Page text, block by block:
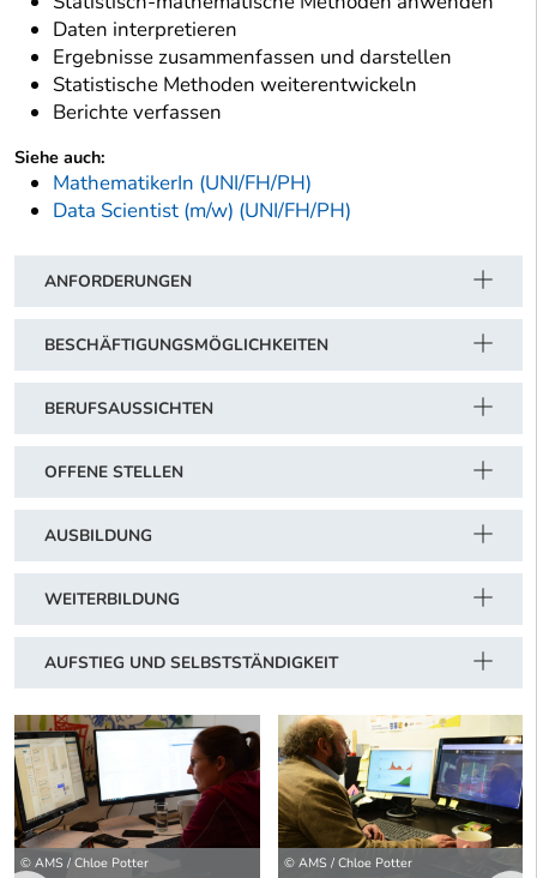
Daten interpretieren
Ergebnisse zusammenfassen und darstellen
Statistische Methoden weiterentwickeln
Berichte verfassen
Siehe auch:
MathematikerIn (UNI/FH/PH)
Data Scientist (m/w) (UNI/FH/PH)
ANFORDERUNGEN
BESCHÄFTIGUNGSMÖGLICHKEITEN
BERUFSAUSSICHTEN
OFFENE STELLEN
AUSBILDUNG
WEITERBILDUNG
AUFSTIEG UND SELBSTSTÄNDIGKEIT
© AMS / Chloe Potter © AMS / Chloe Potter